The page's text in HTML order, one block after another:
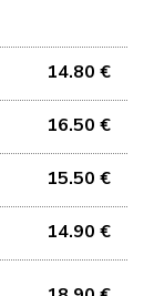
14.80 €
16.50 €
15.50 €
14.90 €